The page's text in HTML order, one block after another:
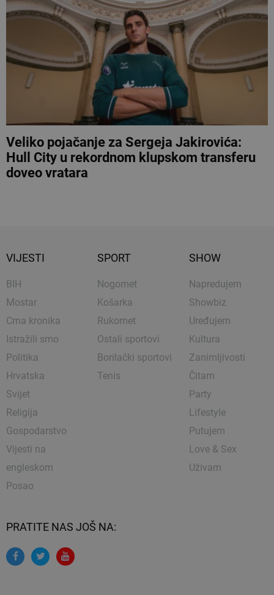
Veliko pojačanje za Sergeja Jakirovića:
Hull City u rekordnom klupskom transferu
doveo vratara
VIJESTI
BIH
Mostar
Crna kronika
Istražili smo
Politika
Hrvatska
Svijet
Religija
Gospodarstvo
Vijesti na
engleskom
Posao
SPORT
Nogomet
Košarka
Rukomet
Ostali sportovi
Borilački sportovi
Tenis
SHOW
Napredujem
Showbiz
Uređujem
Kultura
Zanimljivosti
Čitam
Party
Lifestyle
Putujem
Love & Sex
Uživam
PRATITE NAS JOŠ NA: